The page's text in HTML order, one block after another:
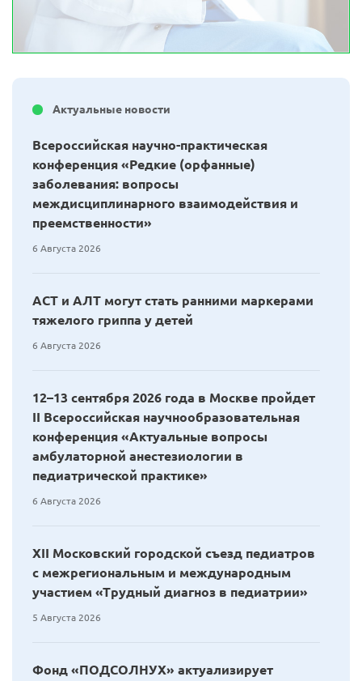
Актуальные новости
Всероссийская научно-практическая
конференция «Редкие (орфанные)
заболевания: вопросы
междисциплинарного взаимодействия и
преемственности»
6 Августа 2026
АСТ и АЛТ могут стать ранними маркерами
тяжелого гриппа у детей
6 Августа 2026
12–13 сентября 2026 года в Москве пройдет
II Всероссийская научнообразовательная
конференция «Актуальные вопросы
амбулаторной анестезиологии в
педиатрической практике»
6 Августа 2026
XII Московский городской съезд педиатров
с межрегиональным и международным
участием «Трудный диагноз в педиатрии»
5 Августа 2026
Фонд «ПОДСОЛНУХ» актуализирует